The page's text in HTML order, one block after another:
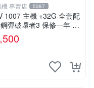
專賣店 5387
1007 主機 +32G 全套配
破壞者3 保修一年 品
保障 psvita